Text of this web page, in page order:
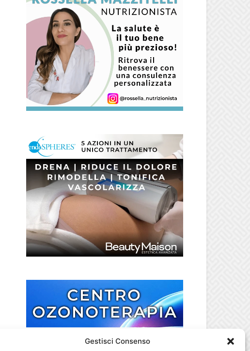
Gestisci Consenso